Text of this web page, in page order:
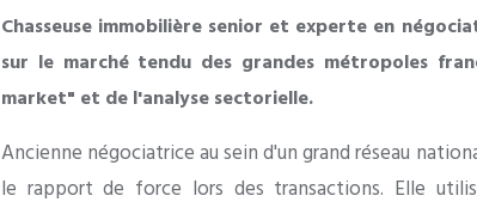
Chasseuse immobilière senior et experte en
sur le marché tendu des grandes métropoles
market" et de l'analyse sectorielle.
Ancienne négociatrice au sein d'un grand réseau
le rapport de force lors des transactions. Elle